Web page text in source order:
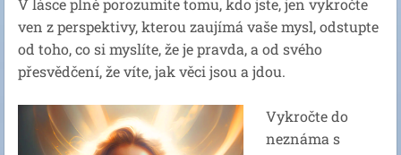
V lásce plně porozumíte tomu, kdo jste, jen vykročte
ven z perspektivy, kterou zaujímá vaše mysl, odstupte
od toho, co si myslíte, že je pravda, a od svého
přesvědčení, že víte, jak věci jsou a jdou.
Vykročte do
neznáma s